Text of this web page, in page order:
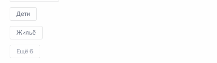
Дети
Жильё
Ещё 6